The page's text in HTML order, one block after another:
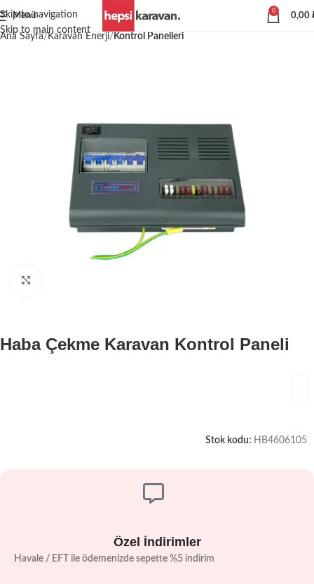
Skip to navigation
Skip to main content
Menü
0
0,00
Ana Sayfa Karavan Enerji Kontrol Panelleri
Haba Çekme Karavan Kontrol Paneli
Stok kodu: HB4606105
Özel İndirimler
Havale / EFT ile ödemenizde sepette %5 indirim